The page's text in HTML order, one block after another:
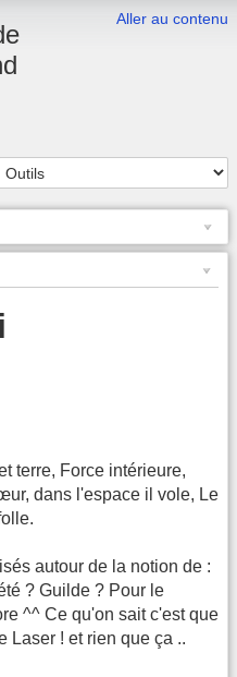
Aller au contenu
terre, Force intérieure,
dans l'espace il vole, Le
autour de la notion de :
? Guilde ? Pour le
^^ Ce qu'on sait c'est que
Laser ! et rien que ça ..